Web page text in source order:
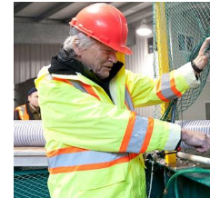
Passez à l'action